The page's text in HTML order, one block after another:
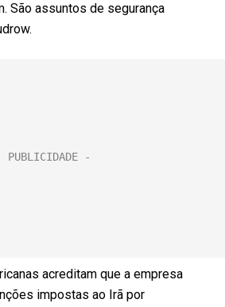
São assuntos de segurança
acreditam que a empresa
impostas ao Irã por